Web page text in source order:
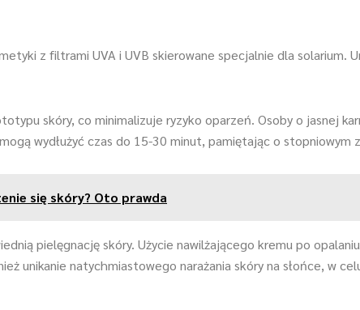
z filtrami UVA i UVB skierowane specjalnie dla solarium.
skóry, co minimalizuje ryzyko oparzeń. Osoby o jasnej
wydłużyć czas do 15-30 minut, pamiętając o stopniowym
się skóry? Oto prawda
pielęgnację skóry. Użycie nawilżającego kremu po
unikanie natychmiastowego narażania skóry na słońce, w